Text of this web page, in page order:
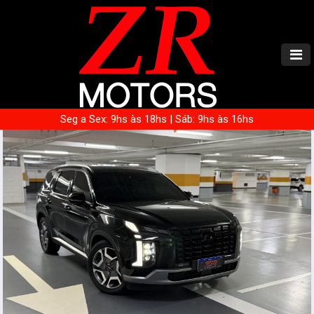
Seg a Sex: 9hs às 18hs | Sáb: 9hs às 16hs